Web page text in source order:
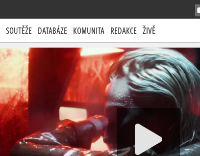
SOUTĚŽE DATABÁZE KOMUNITA REDAKCE ŽIVĚ